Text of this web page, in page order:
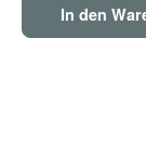
In den